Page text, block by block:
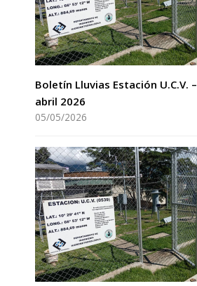
Boletín Lluvias Estación U.C.V. –
abril 2026
05/05/2026